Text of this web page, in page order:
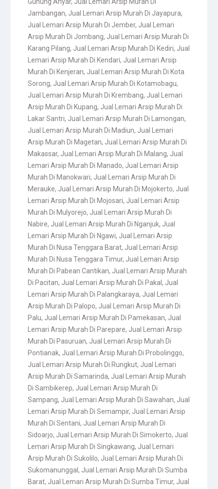
Jambangan, Jual Lemari Arsip Murah Di Jayapura,
Jual Lemari Arsip Murah Di Jember, Jual Lemari
Arsip Murah Di Jombang, Jual Lemari Arsip Murah Di
Karang Pilang, Jual Lemari Arsip Murah Di Kediri, Jual
Lemari Arsip Murah Di Kendari, Jual Lemari Arsip
Murah Di Kenjeran, Jual Lemari Arsip Murah Di Kota
Sorong, Jual Lemari Arsip Murah Di Kotamobagu,
Jual Lemari Arsip Murah Di Krembang, Jual Lemari
Arsip Murah Di Kupang, Jual Lemari Arsip Murah Di
Lakar Santri, Jual Lemari Arsip Murah Di Lamongan,
Jual Lemari Arsip Murah Di Madiun, Jual Lemari
Arsip Murah Di Magetan, Jual Lemari Arsip Murah Di
Makassar, Jual Lemari Arsip Murah Di Malang, Jual
Lemari Arsip Murah Di Manado, Jual Lemari Arsip
Murah Di Manokwari, Jual Lemari Arsip Murah Di
Merauke, Jual Lemari Arsip Murah Di Mojokerto, Jual
Lemari Arsip Murah Di Mojosari, Jual Lemari Arsip
Murah Di Mulyorejo, Jual Lemari Arsip Murah Di
Nabire, Jual Lemari Arsip Murah Di Nganjuk, Jual
Lemari Arsip Murah Di Ngawi, Jual Lemari Arsip
Murah Di Nusa Tenggara Barat, Jual Lemari Arsip
Murah Di Nusa Tenggara Timur, Jual Lemari Arsip
Murah Di Pabean Cantikan, Jual Lemari Arsip Murah
Di Pacitan, Jual Lemari Arsip Murah Di Pakal , Jual
Lemari Arsip Murah Di Palangkaraya, Jual Lemari
Arsip Murah Di Palopo, Jual Lemari Arsip Murah Di
Palu, Jual Lemari Arsip Murah Di Pamekasan, Jual
Lemari Arsip Murah Di Parepare, Jual Lemari Arsip
Murah Di Pasuruan, Jual Lemari Arsip Murah Di
Pontianak, Jual Lemari Arsip Murah Di Probolinggo,
Jual Lemari Arsip Murah Di Rungkut, Jual Lemari
Arsip Murah Di Samarinda, Jual Lemari Arsip Murah
Di Sambikerep, Jual Lemari Arsip Murah Di
Sampang, Jual Lemari Arsip Murah Di Sawahan, Jual
Lemari Arsip Murah Di Semampir, Jual Lemari Arsip
Murah Di Sentani, Jual Lemari Arsip Murah Di
Sidoarjo, Jual Lemari Arsip Murah Di Simokerto, Jual
Lemari Arsip Murah Di Singkawang, Jual Lemari
Arsip Murah Di Sukolilo, Jual Lemari Arsip Murah Di
Sukomanunggal , Jual Lemari Arsip Murah Di Sumba
Barat, Jual Lemari Arsip Murah Di Sumba Timur, Jual